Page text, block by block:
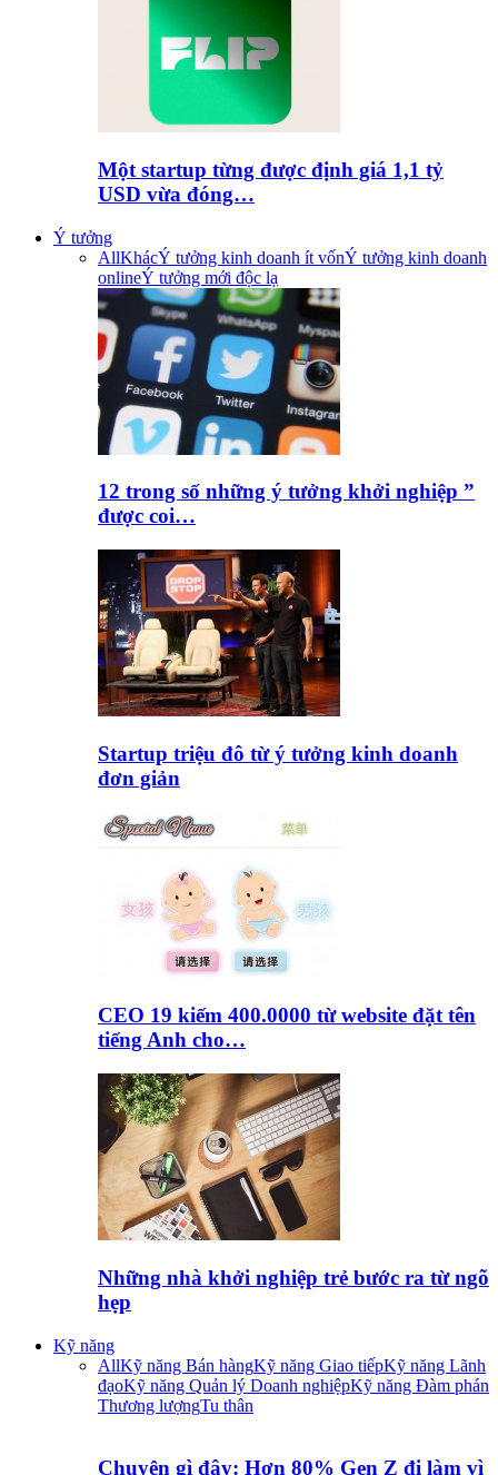
Một startup từng được định giá 1,1 tỷ
USD vừa đóng…
Ý tưởng
AllKhácÝ tưởng kinh doanh ít vốnÝ tưởng kinh doanh
onlineÝ tưởng mới độc lạ
12 trong số những ý tưởng khởi nghiệp ”
được coi…
Startup triệu đô từ ý tưởng kinh doanh
đơn giản
CEO 19 kiếm 400.0000 từ website đặt tên
tiếng Anh cho…
Những nhà khởi nghiệp trẻ bước ra từ ngõ
hẹp
Kỹ năng
AllKỹ năng Bán hàngKỹ năng Giao tiếpKỹ năng Lãnh
đạoKỹ năng Quản lý Doanh nghiệpKỹ năng Đàm phán
Thương lượngTu thân
Chuyện gì đây: Hơn 80% Gen Z đi làm vì